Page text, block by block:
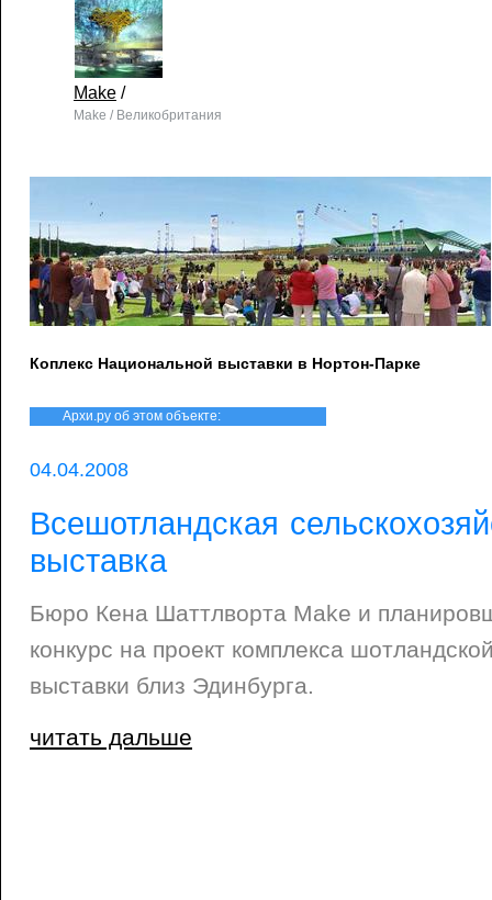
Make /
Make / Великобритания
Коплекс Национальной выставки в Нортон-Парке
Архи.ру об этом объекте:
04.04.2008
Всешотландская
выставка
Бюро Кена Шаттлворта Make и
конкурс на проект комплекса
выставки близ Эдинбурга.
читать дальше